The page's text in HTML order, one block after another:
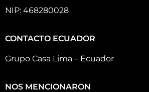
NIP: 468280028
CONTACTO ECUADOR
Grupo Casa Lima – Ecuador
NOS MENCIONARON